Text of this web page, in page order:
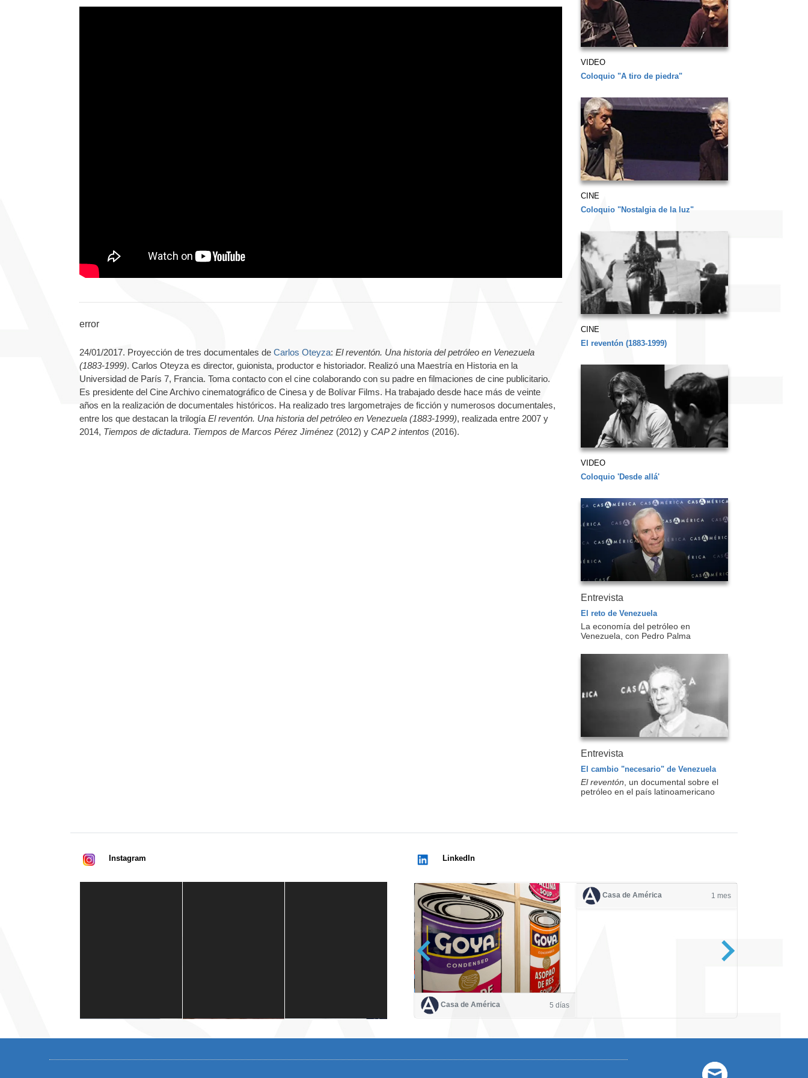
error
24/01/2017. Proyección de tres documentales de Carlos Oteyza: El reventón. Una historia del petróleo en Venezuela
(1883-1999). Carlos Oteyza es director, guionista, productor e historiador. Realizó una Maestría en Historia en la
Universidad de París 7, Francia. Toma contacto con el cine colaborando con su padre en filmaciones de cine publicitario.
Es presidente del Cine Archivo cinematográfico de Cinesa y de Bolívar Films. Ha trabajado desde hace más de veinte
años en la realización de documentales históricos. Ha realizado tres largometrajes de ficción y numerosos documentales,
entre los que destacan la trilogía El reventón. Una historia del petróleo en Venezuela (1883-1999), realizada entre 2007 y
2014, Tiempos de dictadura. Tiempos de Marcos Pérez Jiménez (2012) y CAP 2 intentos (2016).
VIDEO
Coloquio "A tiro de piedra"
CINE
Coloquio "Nostalgia de la luz"
CINE
El reventón (1883-1999)
VIDEO
Coloquio 'Desde allá'
Entrevista
El reto de Venezuela
La economía del petróleo en
Venezuela, con Pedro Palma
Entrevista
El cambio "necesario" de Venezuela
El reventón, un documental sobre el
petróleo en el país latinoamericano
Instagram LinkedIn
Casa de América 5 días
Casa de América 1 mes